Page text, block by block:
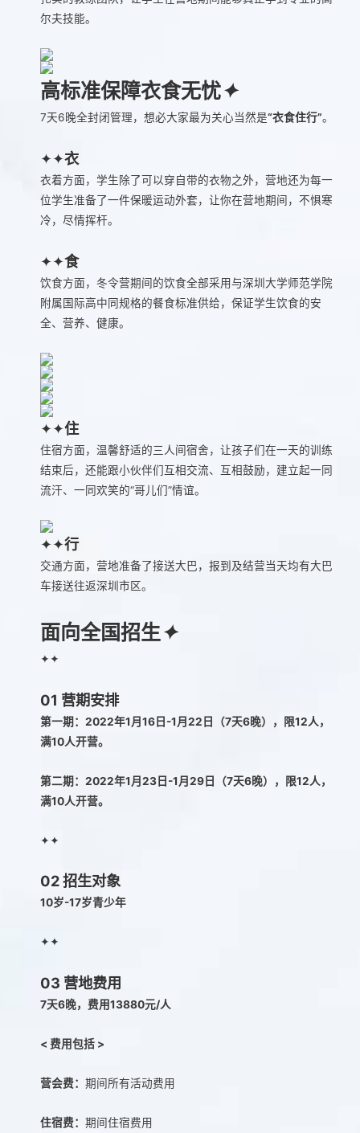
尔夫技能。
高标准保障衣食无忧✦
7天6晚全封闭管理，想必大家最为关心当然是“衣食住行”。
✦✦衣
衣着方面，学生除了可以穿自带的衣物之外，营地还为每一
位学生准备了一件保暖运动外套，让你在营地期间，不惧寒
冷，尽情挥杆。
✦✦食
饮食方面，冬令营期间的饮食全部采用与深圳大学师范学院
附属国际高中同规格的餐食标准供给，保证学生饮食的安
全、营养、健康。
✦✦住
住宿方面，温馨舒适的三人间宿舍，让孩子们在一天的训练
结束后，还能跟小伙伴们互相交流、互相鼓励，建立起一同
流汗、一同欢笑的“哥儿们”情谊。
✦✦行
交通方面，营地准备了接送大巴，报到及结营当天均有大巴
车接送往返深圳市区。
面向全国招生✦
✦✦
01 营期安排
第一期：2022年1月16日-1月22日（7天6晚），限12人，
满10人开营。
第二期：2022年1月23日-1月29日（7天6晚），限12人，
满10人开营。
✦✦
02招生对象
10岁-17岁青少年
✦✦
03 营地费用
7天6晚，费用13880元/人
< 费用包括 >
营会费： 期间所有活动费用
住宿费： 期间住宿费用